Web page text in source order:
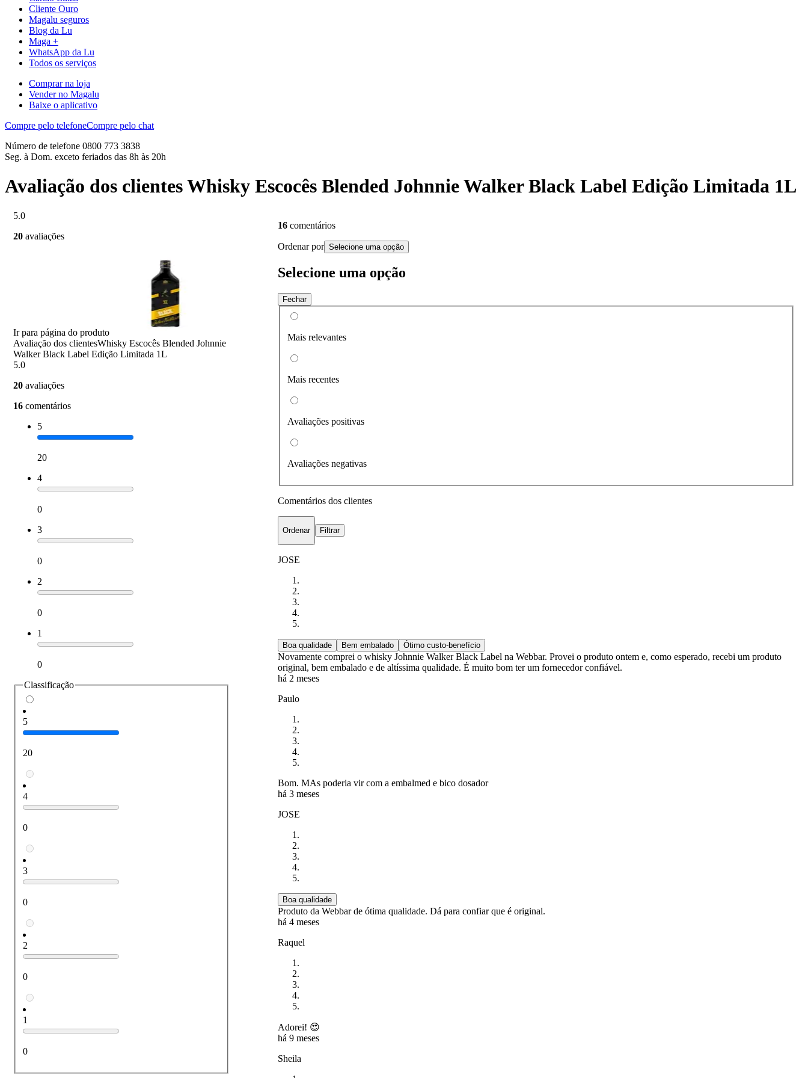
Cliente Ouro
Magalu seguros
Blog da Lu
Maga +
WhatsApp da Lu
Todos os serviços
Comprar na loja
Vender no Magalu
Baixe o aplicativo
Compre pelo telefoneCompre pelo chat
Número de telefone 0800 773 3838
Seg. à Dom. exceto feriados das 8h às 20h
Avaliação dos clientes Whisky Escocês Blended Johnnie Walker Black Label Edição Limitada 1L
5.0
20 avaliações
Ir para página do produto
Avaliação dos clientesWhisky Escocês Blended Johnnie
Walker Black Label Edição Limitada 1L
5.0
20 avaliações
16 comentários
5
20
4
0
3
0
2
0
1
0
Classificação
5
20
4
0
3
0
2
0
1
0
16 comentários
Ordenar por Selecione uma opção
Selecione uma opção
Fechar
Mais relevantes
Mais recentes
Avaliações positivas
Avaliações negativas
Comentários dos clientes
Ordenar Filtrar
JOSE
Boa qualidade Bem embalado Ótimo custo-benefício
Novamente comprei o whisky Johnnie Walker Black Label na Webbar. Provei o produto ontem e, como esperado, recebi um produto
original, bem embalado e de altíssima qualidade. É muito bom ter um fornecedor confiável.
há 2 meses
Paulo
Bom. MAs poderia vir com a embalmed e bico dosador
há 3 meses
JOSE
Boa qualidade
Produto da Webbar de ótima qualidade. Dá para confiar que é original.
há 4 meses
Raquel
Adorei! 😍
há 9 meses
Sheila